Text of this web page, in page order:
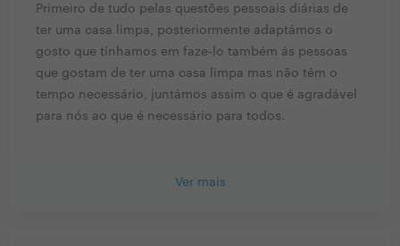
Primeiro de tudo pelas questões pessoais diárias de
ter uma casa limpa, posteriormente adaptámos o
gosto que tínhamos em faze-lo também ás pessoas
que gostam de ter uma casa limpa mas não têm o
tempo necessário, juntámos assim o que é agradável
para nós ao que é necessário para todos.
Ver mais